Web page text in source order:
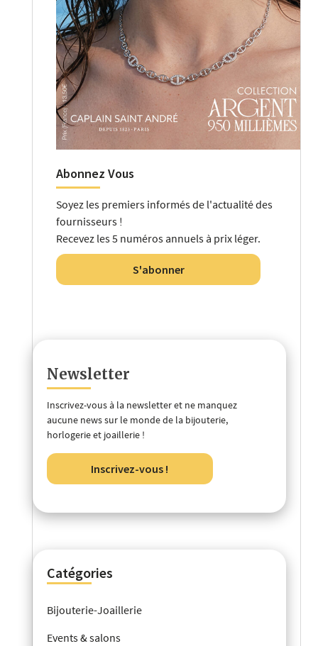
Abonnez Vous
Soyez les premiers informés de l'actualité des
fournisseurs !
Recevez les 5 numéros annuels à prix léger.
S'abonner
Newsletter
Inscrivez-vous à la newsletter et ne manquez
aucune news sur le monde de la bijouterie,
horlogerie et joaillerie !
Inscrivez-vous !
Catégories
Bijouterie-Joaillerie
Events & salons